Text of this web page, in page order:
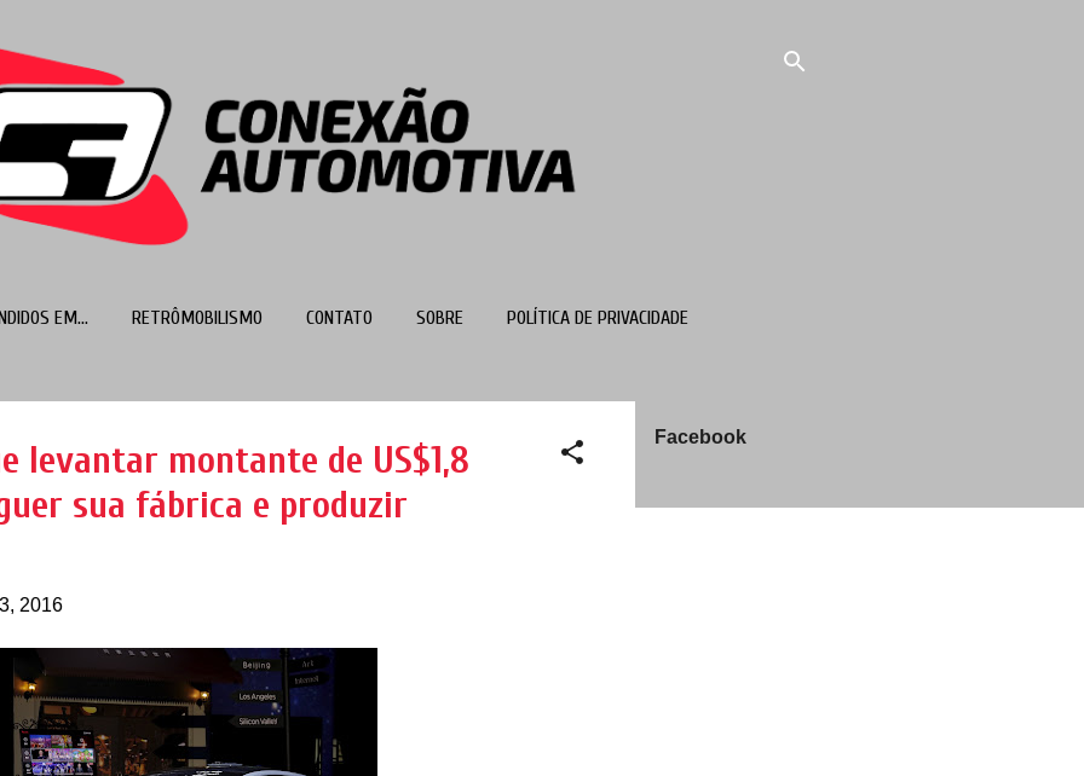
EM... RETRÔMOBILISMO CONTATO SOBRE POLÍTICA DE PRIVACIDADE
Facebook
levantar montante de US$1,8
sua fábrica e produzir
2016